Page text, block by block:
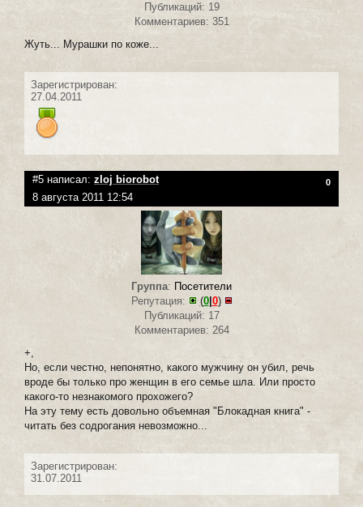
Публикаций: 19
Комментариев: 351
Жуть... Мурашки по коже...
Зарегистрирован:
27.04.2011
#5 написал: zloj biorobot 0
8 августа 2011 12:54
Группа: Посетители
Репутация:
(0| 0)
Публикаций: 17
Комментариев: 264
+,
Но, если честно, непонятно, какого мужчину он убил, речь
вроде бы только про женщин в его семье шла. Или просто
какого-то незнакомого прохожего?
На эту тему есть довольно объемная "Блокадная книга" -
читать без содрогания невозможно...
Зарегистрирован:
31.07.2011